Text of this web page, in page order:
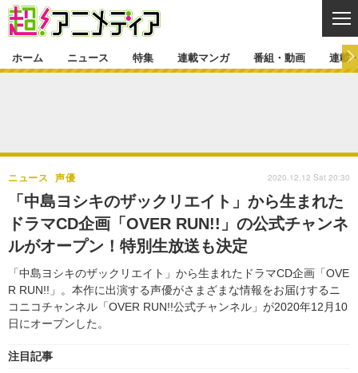
ゲーム・アプリ マンガ
グッズ イベント
声優 コスプレ
舞台 新帝スタ
特集一覧 カバー
ラキりす
連載マンガ
連載一覧
番組・動画
番組・動画一覧 ラジオ
動画
連載・ブログ
連載・ブログ一覧
編集部ブログ・お知らせ
ホーム ニュース 特集 連載マンガ 番組・動画 連載
「中島ヨシキのザックリエイト」から生まれた
ドラマCD企画「OVER RUN!!」の公式チャンネ
ルがオープン！特別生放送も決定
「中島ヨシキのザックリエイト」から生まれたドラマCD企画「OVE
R RUN!!」。本作に出演する声優がさまざまな情報をお届けするニ
コニコチャンネル「OVER RUN!!公式チャンネル」が2020年12月10
日にオープンした。
ニュース 声優
注目記事
2020.12.12 Sat 20:30